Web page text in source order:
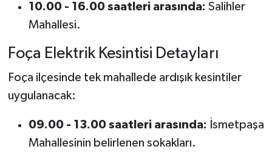
10.00 - 16.00 saatleri arasında: Salihler
Mahallesi.
Foça Elektrik Kesintisi Detayları
Foça ilçesinde tek mahallede ardışık kesintiler
uygulanacak:
09.00 - 13.00 saatleri arasında: İsmetpaşa
Mahallesinin belirlenen sokakları.